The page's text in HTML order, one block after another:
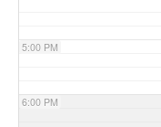
5:00 PM
6:00 PM